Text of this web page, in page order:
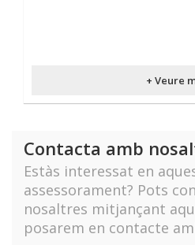
+ Veure
Contacta amb
Estàs interessat en
assessorament? Pots
nosaltres mitjançant
posarem en contacte